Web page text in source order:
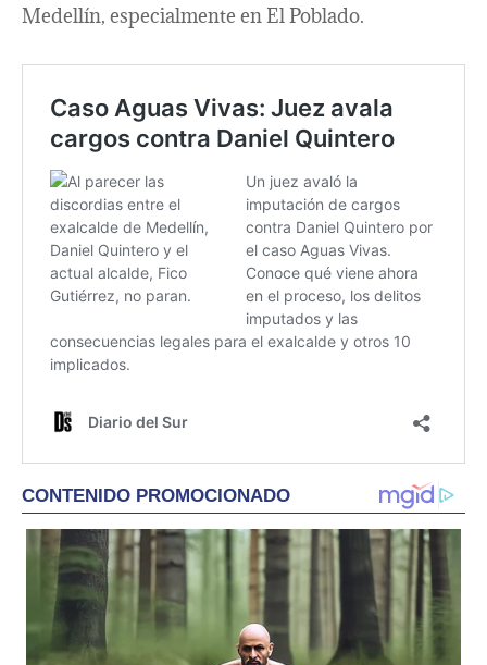
Medellín, especialmente en El Poblado.